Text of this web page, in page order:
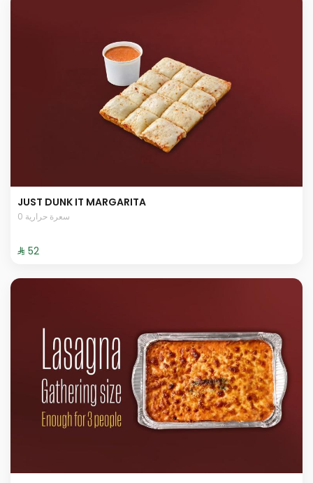
JUST DUNK IT MARGARITA
0 سعرة حرارية
⁨⁦‪‬ 52⁩